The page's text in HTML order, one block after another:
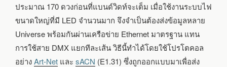
ประมาณ 170 ดวงก่อนที่แบนด์วิดท์จะเต็ม เมื่อใช้งานระบบไฟ
ขนาดใหญ่ที่มี LED จำนวนมาก จึงจำเป็นต้องส่งข้อมูลหลาย
Universe พร้อมกันผ่านเครือข่าย Ethernet มาตรฐาน แทน
การใช้สาย DMX แยกทีละเส้น วิธีนี้ทำได้โดยใช้โปรโตคอล
อย่างArt-Net และ sACN (E1.31) ซึ่งถูกออกแบบมาเพื่อส่ง